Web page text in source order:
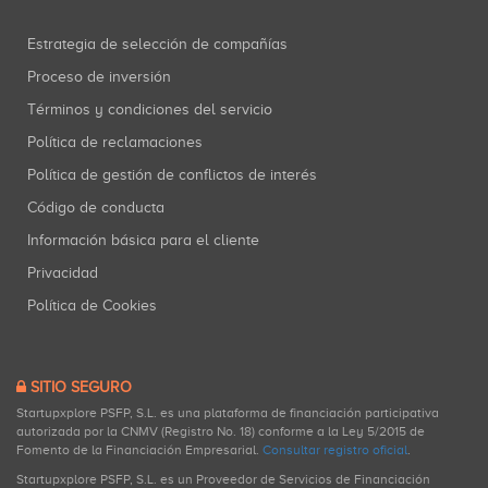
Estrategia de selección de compañías
Proceso de inversión
Términos y condiciones del servicio
Política de reclamaciones
Política de gestión de conflictos de interés
Código de conducta
Información básica para el cliente
Privacidad
Política de Cookies
SITIO SEGURO
Startupxplore PSFP, S.L. es una plataforma de financiación participativa
autorizada por la CNMV (Registro No. 18) conforme a la Ley 5/2015 de
Fomento de la Financiación Empresarial. Consultar registro oficial.
Startupxplore PSFP, S.L. es un Proveedor de Servicios de Financiación